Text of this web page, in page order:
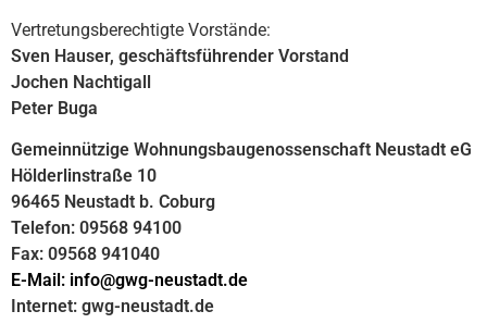
Vertretungsberechtigte Vorstände:
Sven Hauser, geschäftsführender Vorstand
Jochen Nachtigall
Peter Buga
Gemeinnützige Wohnungsbaugenossenschaft Neustadt eG
Hölderlinstraße 10
96465 Neustadt b. Coburg
Telefon: 09568 94100
Fax: 09568 941040
E-Mail: info@gwg-neustadt.de
Internet: gwg-neustadt.de